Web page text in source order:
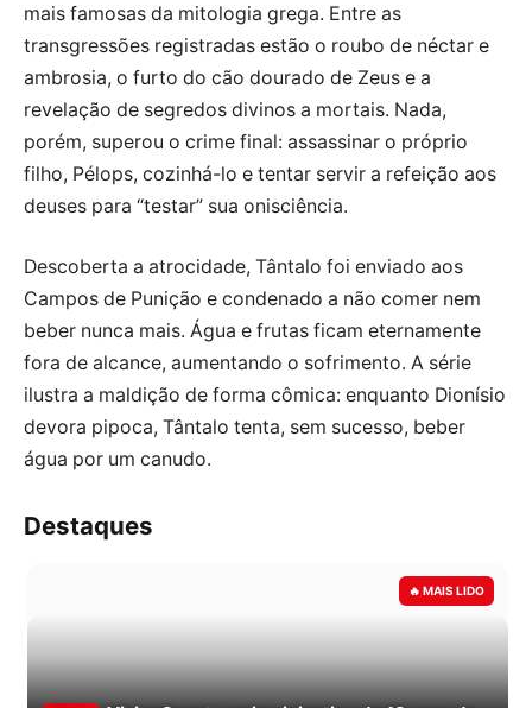
mais famosas da mitologia grega. Entre as
transgressões registradas estão o roubo de néctar e
ambrosia, o furto do cão dourado de Zeus e a
revelação de segredos divinos a mortais. Nada,
porém, superou o crime final: assassinar o próprio
filho, Pélops, cozinhá-lo e tentar servir a refeição aos
deuses para “testar” sua onisciência.
Descoberta a atrocidade, Tântalo foi enviado aos
Campos de Punição e condenado a não comer nem
beber nunca mais. Água e frutas ficam eternamente
fora de alcance, aumentando o sofrimento. A série
ilustra a maldição de forma cômica: enquanto Dionísio
devora pipoca, Tântalo tenta, sem sucesso, beber
água por um canudo.
Destaques